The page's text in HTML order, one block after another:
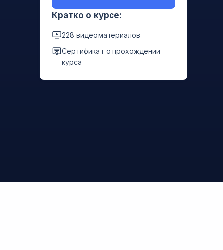
Кратко о курсе:
228 видеоматериалов
Сертификат о прохождении
курса